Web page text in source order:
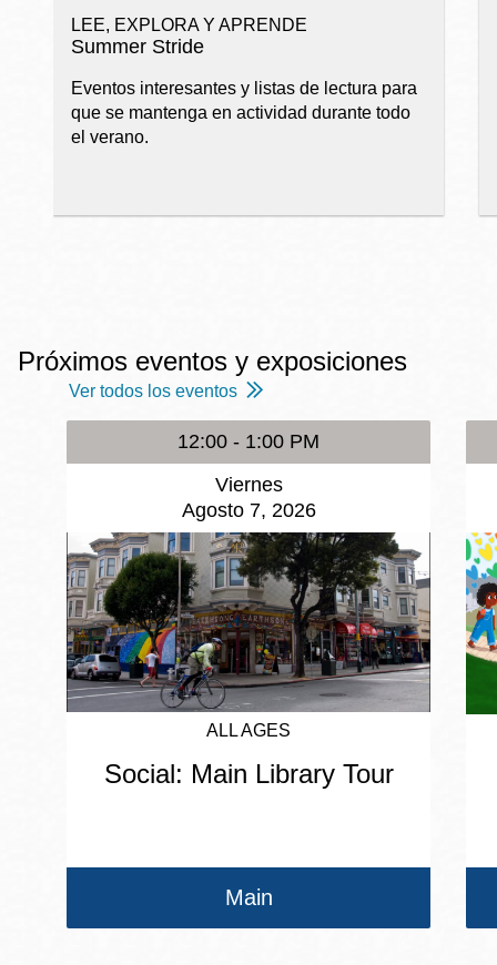
LEE, EXPLORA Y APRENDE
Summer Stride
Eventos interesantes y listas de lectura para
que se mantenga en actividad durante todo
el verano.
Próximos eventos y exposiciones
Ver todos los eventos
12:00 - 1:00 PM
Viernes
Agosto 7, 2026
ALL AGES
Social: Main Library Tour
Main